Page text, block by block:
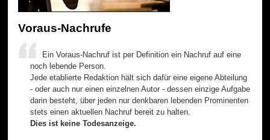
Voraus-Nachrufe
Ein Voraus-Nachruf ist per Definition ein Nachruf auf eine
noch lebende Person.
Jede etablierte Redaktion hält sich dafür eine eigene Abteilung
- oder auch nur einen einzelnen Autor - dessen einzige Aufgabe
darin besteht, über jeden nur denkbaren lebenden Prominenten
stets einen aktuellen Nachruf bereit zu halten.
Dies ist keine Todesanzeige.